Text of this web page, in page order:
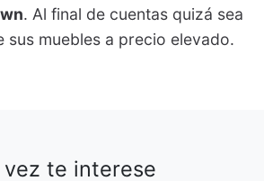
. Al final de cuentas quizá sea
sus muebles a precio elevado.
vez te interese